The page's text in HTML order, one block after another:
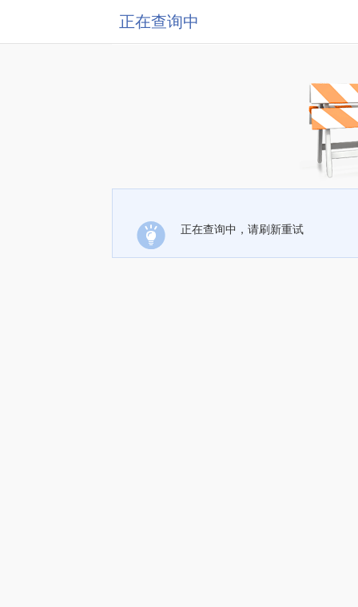
正在查询中
正在查询中，请刷新重试